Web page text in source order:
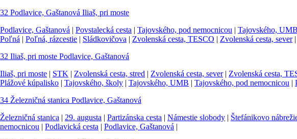
32 Podlavice, Gaštanová Iliaš, pri moste
Podlavice, Gaštanová | Povstalecká cesta | Tajovského, pod nemocnicou | Tajovského, UMB
Poľná | Poľná, rázcestie | Sládkovičova | Zvolenská cesta, TESCO | Zvolenská cesta, sever|
32 Iliaš, pri moste Podlavice, Gaštanová
Iliaš, pri moste | STK | Zvolenská cesta, stred | Zvolenská cesta, sever| Zvolenská cesta,
Plážové kúpalisko | Tajovského, školy | Tajovského, UMB | Tajovského, pod nemocnicou |
34 Železničná stanica Podlavice, Gaštanová
Železničná stanica | 29. augusta | Partizánska cesta | Námestie slobody | Štefánikovo
nemocnicou | Podlavická cesta | Podlavice, Gaštanová |